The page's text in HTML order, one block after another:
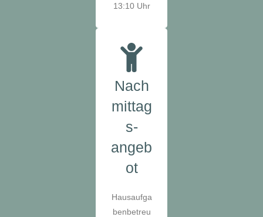
13:10 Uhr
Nach
mittag
s-
angeb
ot
Hausaufga
benbetreu